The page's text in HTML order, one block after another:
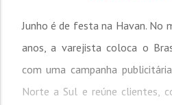
Junho é de festa na Havan. No
anos, a varejista coloca o
com uma campanha
Norte a Sul e reúne clientes,